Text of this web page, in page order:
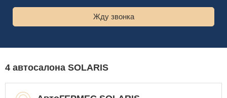
4 автосалона SOLARIS